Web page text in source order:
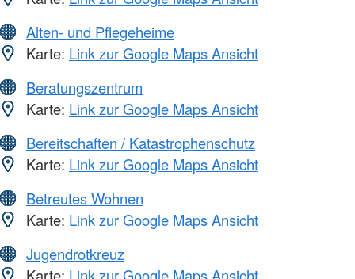
Alten- und Pflegeheime
Karte: Link zur Google Maps Ansicht
Beratungszentrum
Karte: Link zur Google Maps Ansicht
Bereitschaften / Katastrophenschutz
Karte: Link zur Google Maps Ansicht
Betreutes Wohnen
Karte: Link zur Google Maps Ansicht
Jugendrotkreuz